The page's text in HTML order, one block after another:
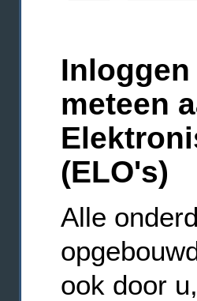
meteen
(ELO's)
Alle
ook door